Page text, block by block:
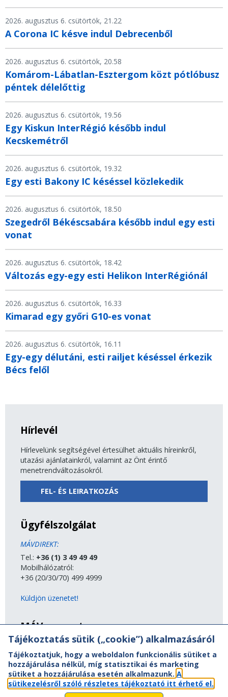
2026. augusztus 6. csütörtök, 21.22
A Corona IC késve indul Debrecenből
2026. augusztus 6. csütörtök, 20.58
Komárom-Lábatlan-Esztergom közt pótlóbusz
péntek délelőttig
2026. augusztus 6. csütörtök, 19.56
Egy Kiskun InterRégió később indul
Kecskemétről
2026. augusztus 6. csütörtök, 19.32
Egy esti Bakony IC késéssel közlekedik
2026. augusztus 6. csütörtök, 18.50
Szegedről Békéscsabára később indul egy esti
vonat
2026. augusztus 6. csütörtök, 18.42
Változás egy-egy esti Helikon InterRégiónál
2026. augusztus 6. csütörtök, 16.33
Kimarad egy győri G10-es vonat
2026. augusztus 6. csütörtök, 16.11
Egy-egy délutáni, esti railjet késéssel érkezik
Bécs felől
Hírlevél
Hírlevelünk segítségével értesülhet aktuális híreinkről,
utazási ajánlatainkról, valamint az Önt érintő
menetrendváltozásokról.
FEL- ÉS LEIRATKOZÁS
Ügyfélszolgálat
MÁVDIREKT:
Tel.: +36 (1) 3 49 49 49
Mobilhálózatról:
+36 (20/30/70) 499 4999
Küldjön üzenetet!
MÁV-csoport
A MÁV-csoport tagjai
Jogi útmutatás
Adatvédelem
Kapcsolat
Vasút a nagyvilágban
Tájékoztatás sütik („cookie”) alkalmazásáról
Tájékoztatjuk, hogy a weboldalon funkcionális sütiket a
hozzájárulása nélkül, míg statisztikai és marketing
sütiket a hozzájárulása esetén alkalmazunk. A
sütikezelésről szóló részletes tájékoztató itt érhető el.